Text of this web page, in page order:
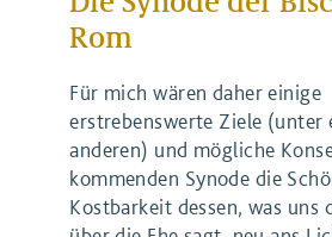
Rom
Für mich wären daher einige
erstrebenswerte Ziele (unter
anderen) und mögliche
kommenden Synode die
Kostbarkeit dessen, was uns